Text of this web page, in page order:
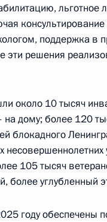
их
льготное
поддержка в
эти решения
около 10 тысяч
дому; более 120
блокадного
105 тысяч
более углубленный
году обеспечены